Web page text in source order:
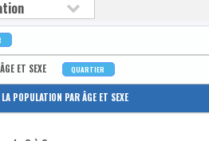
Arrondissement - Province - Bassin EFE - Zone de
ET SEXE QUARTIER
Arrondissement - Province - Bassin EFE - Zone de
POPULATION PAR ÂGE ET SEXE